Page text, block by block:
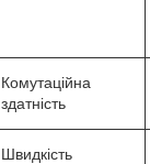
Комутаційна
здатність
Швидкість